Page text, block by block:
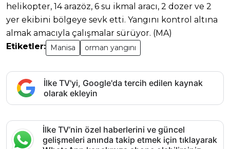
helikopter, 14 arazöz, 6 su ikmal aracı, 2 dozer ve 2
yer ekibini bölgeye sevk etti. Yangını kontrol altına
almak amacıyla çalışmalar sürüyor. (MA)
Etiketler:
Manisa orman yangını
İlke TV'yi, Google'da tercih edilen kaynak
olarak ekleyin
İlke TV’nin özel haberlerini ve güncel
gelişmeleri anında takip etmek için tıklayarak